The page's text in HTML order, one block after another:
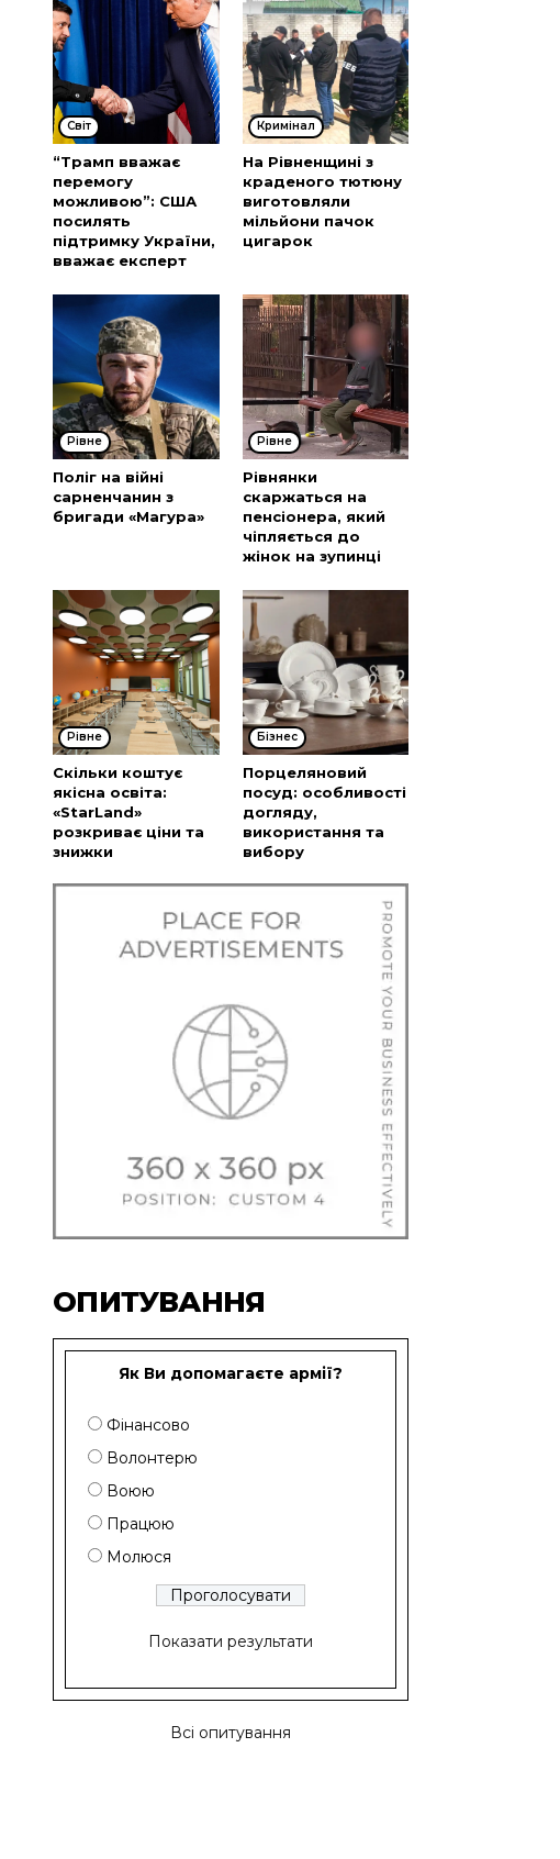
Cвіт
“Трамп вважає
перемогу
можливою”: США
посилять
підтримку України,
вважає експерт
Кримінал
На Рівненщині з
краденого тютюну
виготовляли
мільйони пачок
цигарок
Рівне
Поліг на війні
сарненчанин з
бригади «Магура»
Рівне
Рівнянки
скаржаться на
пенсіонера, який
чіпляється до
жінок на зупинці
Рівне
Скільки коштує
якісна освіта:
«StarLand»
розкриває ціни та
знижки
Бізнес
Порцеляновий
посуд: особливості
догляду,
використання та
вибору
ОПИТУВАННЯ
Як Ви допомагаєте армії?
Фінансово
Волонтерю
Воюю
Працюю
Молюся
Показати результати
Всі опитування